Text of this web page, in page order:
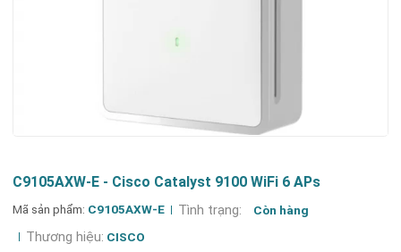
C9105AXW-E - Cisco Catalyst 9100 WiFi 6 APs
Mã sản phẩm: C9105AXW-E Tình trạng: Còn hàng
Thương hiệu: CISCO